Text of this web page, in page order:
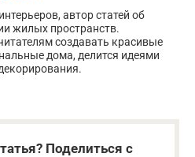
автор статей об
жилых пространств.
создавать красивые
дома, делится идеями
Поделиться с